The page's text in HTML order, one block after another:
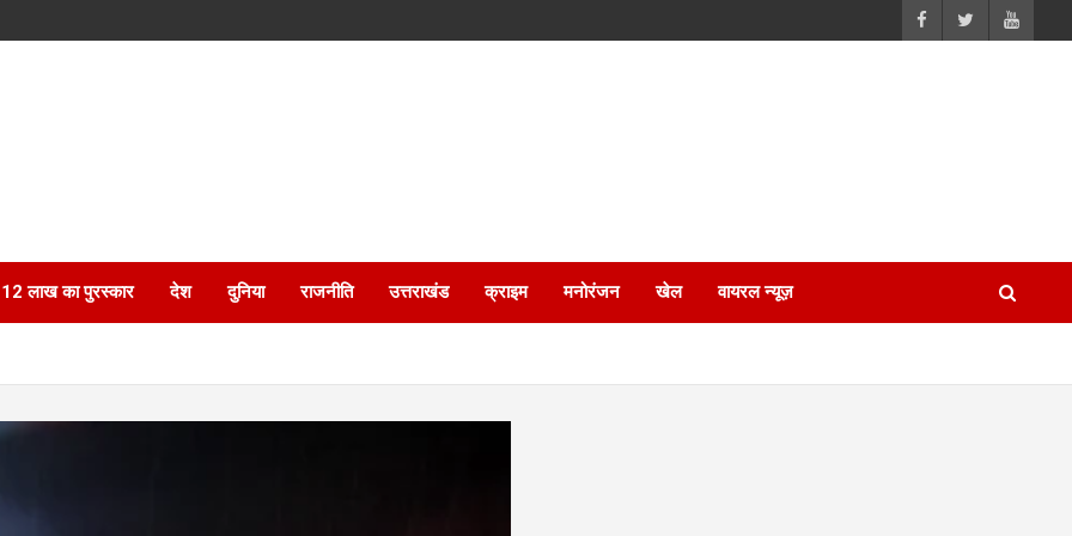
12 लाख का पुरस्कार देश दुनिया राजनीति उत्तराखंड क्राइम मनोरंजन खेल वायरल न्यूज़